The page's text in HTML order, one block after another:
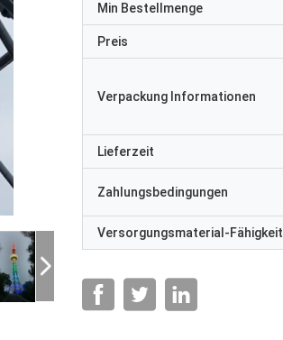
Min Bestellmenge
Preis
Verpackung Informationen
Lieferzeit
Zahlungsbedingungen
Versorgungsmaterial-Fähigkeit